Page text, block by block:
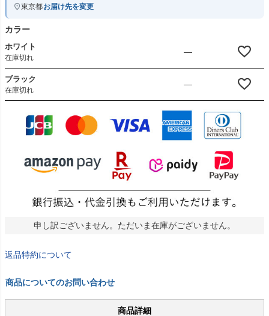
東京都お届け先を変更
カラー
ホワイト
在庫切れ
—
ブラック
在庫切れ
—
申し訳ございません。ただいま在庫がございません。
返品特約について
商品についてのお問い合わせ
商品詳細